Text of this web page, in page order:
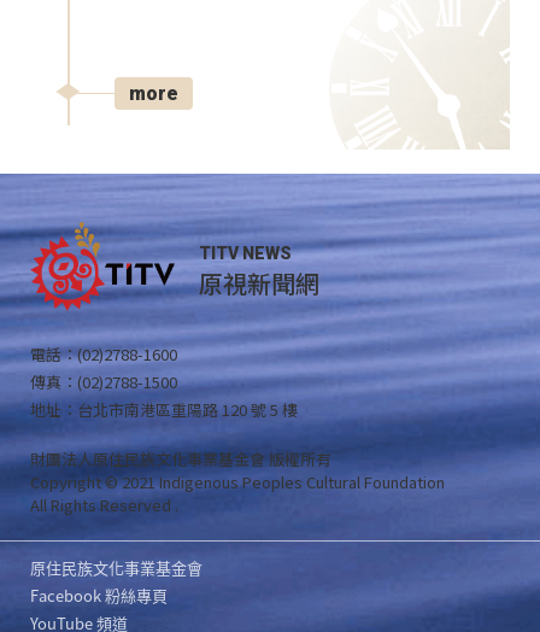
more
TITV NEWS
原視新聞網
電話：(02)2788-1600
傳真：(02)2788-1500
地址：台北市南港區重陽路 120 號 5 樓
財團法人原住民族文化事業基金會 版權所有
Copyright © 2021 Indigenous Peoples Cultural Foundation
All Rights Reserved .
原住民族文化事業基金會
Facebook 粉絲專頁
YouTube 頻道